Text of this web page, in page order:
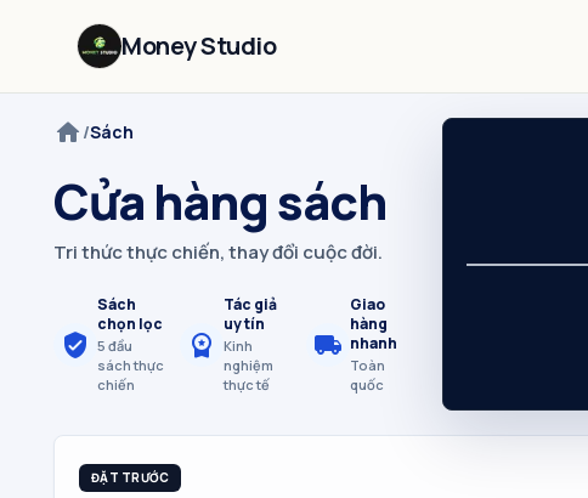
Money Studio
home /Sách
Cửa hàng sách
Tri thức thực chiến, thay đổi cuộc đời.
verified_user
Sách
chọn lọc
5 đầu
sách thực
chiến
workspace_premium
Tác giả
uy tín
Kinh
nghiệm
thực tế
local_shipping
Giao
hàng
nhanh
Toàn
quốc
ĐẶT TRƯỚC